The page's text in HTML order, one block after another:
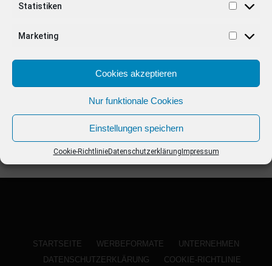
Statistiken
Marketing
Cookies akzeptieren
Nur funktionale Cookies
Einstellungen speichern
Cookie-RichtlinieDatenschutzerklärung Impressum
STARTSEITE WERBEFORMATE
UNTERNEHMEN
DATENSCHUTZERKLÄRUNG
COOKIE-RICHTLINIE